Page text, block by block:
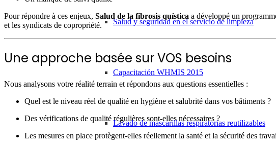
Salud y seguridad en el servicio de limpieza
Capacitación WHMIS 2015
Lavado de mascarillas respiratorias reutilizables
Pour répondre à ces enjeux, Salud de la fibrosis quística a développé un
et les syndicats de copropriété.
Une approche basée sur VOS besoins
Nous analysons votre réalité terrain et répondons aux questions essentielles :
Quel est le niveau réel de qualité en hygiène et salubrité dans vos bâtiments ?
Des vérifications de qualité régulières sont-elles nécessaires ?
Les mesures en place protègent-elles réellement la santé et la sécurité des